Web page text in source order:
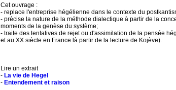
Cet ouvrage :
- replace l'entreprise hégélienne dans le contexte du
- précise la nature de la méthode dialectique à partir de la
moments de la genèse du système;
- traite des tentatives de rejet ou d'assimilation de la pensée
et au XX siècle en France là partir de la lecture de Kojève).
Lire un extrait
- La vie de Hegel
- Entendement et raison